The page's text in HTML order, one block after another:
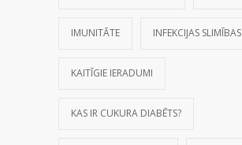
IMUNITĀTE INFEKCIJAS SLIMĪBAS
KAITĪGIE IERADUMI
KAS IR CUKURA DIABĒTS?